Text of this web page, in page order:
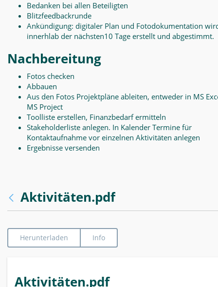
Bedanken bei allen Beteiligten
Blitzfeedbackrunde
Ankündigung: digitaler Plan und Fotodokumentation
innerhlab der nächsten10 Tage erstellt und abgestimmt.
Nachbereitung
Fotos checken
Abbauen
Aus den Fotos Projektpläne ableiten, entweder in MS
MS Project
Toolliste erstellen, Finanzbedarf ermitteln
Stakeholderliste anlegen. In Kalender Termine für
Kontaktaufnahme vor einzelnen Aktivitäten anlegen
Ergebnisse versenden
Aktivitäten.pdf
Herunterladen Info
Aktivitäten.pdf